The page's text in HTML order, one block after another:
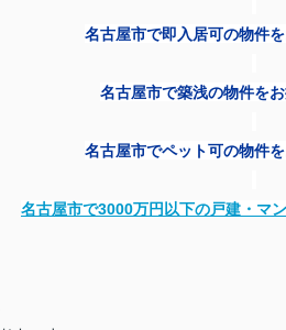
名古屋市で即入居可の物件
名古屋市で築浅の物件を
名古屋市でペット可の物件
名古屋市で3000万円以下の戸建・マ